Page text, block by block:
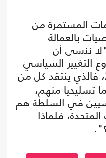
المستمرة من
بالعمالة
ننسى أن
التغيير السياسي
بعد عام 2003، فالذي ينتقد كل من
تسليحيا منهم،
في السلطة هم
فلماذا